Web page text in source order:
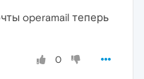
operamail теперь
0